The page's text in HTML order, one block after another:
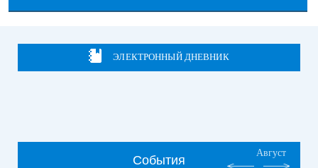
ЭЛЕКТРОННЫЙ ДНЕВНИК
События
Август